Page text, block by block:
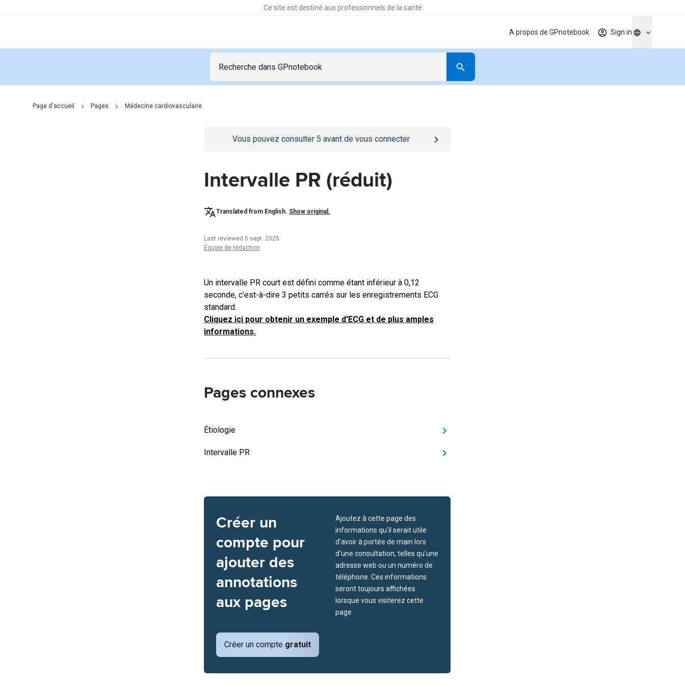
Ce site est destiné aux professionnels de la santé
A propos de GPnotebook Sign in
Page d'accueil Pages Médecine cardiovasculaire
/se-connecterpage
Vous pouvez consulter 5 avant de vous connecter
Intervalle PR (réduit)
Translated from English. Show original.
Last reviewed 5 sept. 2025
Équipe de rédaction
Un intervalle PR court est défini comme étant inférieur à 0,12
seconde, c'est-à-dire 3 petits carrés sur les enregistrements ECG
standard.
Cliquez ici pour obtenir un exemple d'ECG et de plus amples
informations.
Pages connexes
Étiologie
Intervalle PR
Créer un
compte pour
ajouter des
annotations
aux pages
Créer un compte gratuit
Ajoutez à cette page des
informations qu'il serait utile
d'avoir à portée de main lors
d'une consultation, telles qu'une
adresse web ou un numéro de
téléphone. Ces informations
seront toujours affichées
lorsque vous visiterez cette
page.